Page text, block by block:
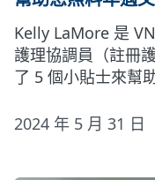
Kelly LaMore 是
護理協調員（註冊
了 5 個小貼士來幫
2024 年 5 月 31 日